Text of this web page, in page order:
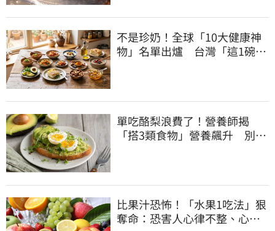
不是珍奶！全球「10大健康神
物」名單出爐 台灣「這1碗」
單吃酪梨浪費了！營養師揭
「搭3類食物」營養飆升 別再
比果汁恐怖！「水果1吃法」狠
奪命：恐害人心律不整、心臟